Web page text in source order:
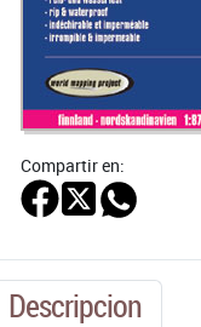
Compartir en:
Descripcion